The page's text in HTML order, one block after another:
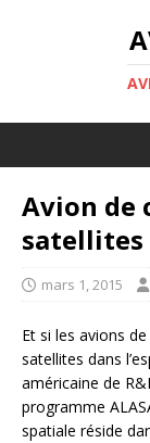
Avion de
satellites
mars 1, 2015
Et si les avions
satellites dans
américaine de
programme
spatiale réside